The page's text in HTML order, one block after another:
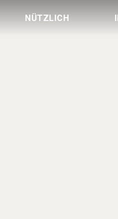
NÜTZLICH